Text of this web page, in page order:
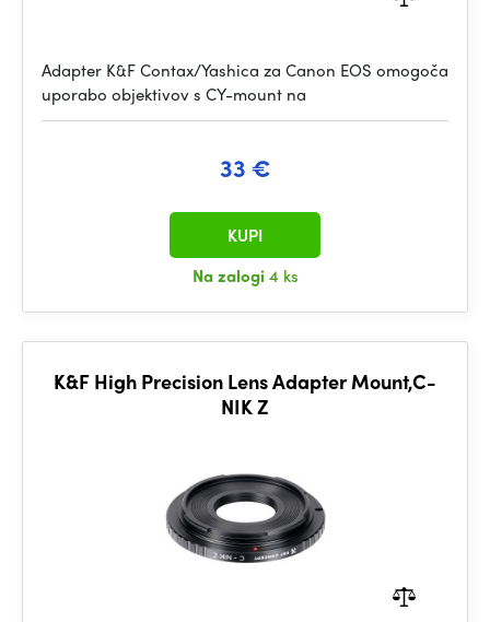
Adapter K&F Contax/Yashica za Canon EOS omogoča
uporabo objektivov s CY-mount na
33 €
Na zalogi 4 ks
KUPI
K&F High Precision Lens Adapter Mount,C-
NIK Z